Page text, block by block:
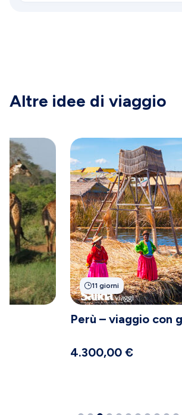
Altre idee di viaggio
11 giorni
Perù – viaggio con guida
€